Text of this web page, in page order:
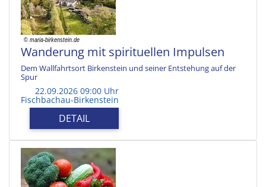
Wanderung mit spirituellen Impulsen
Dem Wallfahrtsort Birkenstein und seiner Entstehung auf der
Spur
22.09.2026 09:00 Uhr
Fischbachau-Birkenstein
DETAIL